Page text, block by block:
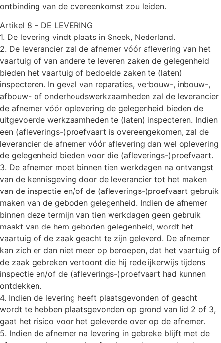
ontbinding van de overeenkomst zou leiden.
Artikel 8 – DE LEVERING
1. De levering vindt plaats in Sneek, Nederland.
2. De leverancier zal de afnemer vóór aflevering van het
vaartuig of van andere te leveren zaken de gelegenheid
bieden het vaartuig of bedoelde zaken te (laten)
inspecteren. In geval van reparaties, verbouw-, inbouw-,
afbouw- of onderhoudswerkzaamheden zal de leverancier
de afnemer vóór oplevering de gelegenheid bieden de
uitgevoerde werkzaamheden te (laten) inspecteren. Indien
een (afleverings-)proefvaart is overeengekomen, zal de
leverancier de afnemer vóór aflevering dan wel oplevering
de gelegenheid bieden voor die (afleverings-)proefvaart.
3. De afnemer moet binnen tien werkdagen na ontvangst
van de kennisgeving door de leverancier tot het maken
van de inspectie en/of de (afleverings-)proefvaart gebruik
maken van de geboden gelegenheid. Indien de afnemer
binnen deze termijn van tien werkdagen geen gebruik
maakt van de hem geboden gelegenheid, wordt het
vaartuig of de zaak geacht te zijn geleverd. De afnemer
kan zich er dan niet meer op beroepen, dat het vaartuig of
de zaak gebreken vertoont die hij redelijkerwijs tijdens
inspectie en/of de (afleverings-)proefvaart had kunnen
ontdekken.
4. Indien de levering heeft plaatsgevonden of geacht
wordt te hebben plaatsgevonden op grond van lid 2 of 3,
gaat het risico voor het geleverde over op de afnemer.
5. Indien de afnemer na levering in gebreke blijft met de